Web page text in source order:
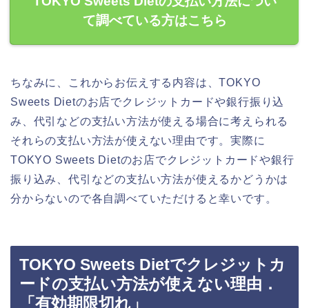
て調べている方はこちら
ちなみに、これからお伝えする内容は、TOKYO
Sweets Dietのお店でクレジットカードや銀行振り込
み、代引などの支払い方法が使える場合に考えられる
それらの支払い方法が使えない理由です。実際に
TOKYO Sweets Dietのお店でクレジットカードや銀行
振り込み、代引などの支払い方法が使えるかどうかは
分からないので各自調べていただけると幸いです。
TOKYO Sweets Dietでクレジットカ
ードの支払い方法が使えない理由．
「有効期限切れ」